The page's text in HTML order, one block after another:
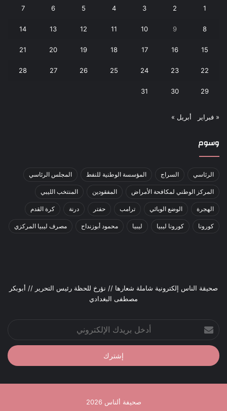
1
2
3
4
5
6
7
8
9
10
11
12
13
14
15
16
17
18
19
20
21
22
23
24
25
26
27
28
29
30
31
« فبراير أبريل »
وسوم
الرئاسي السراج المؤسسة الوطنية للنفط المجلس الرئاسي
المركز الوطني لمكافحة الأمراض المفقودين المنتخب الليبي
الهجرة الوضع الوبائي ترامب حفتر درنة كرة القدم
كورونا كورونا ليبيا ليبيا محمود أبوزنداح مصرف ليبيا المركزي
صحيقة الناس إلكترونية شاملة شعارها // نؤرخ للحظة رئيس التحرير // أبوبكر
مصطفى البغدادي
بريدك
الإلكتروني
صحيفة ألناس 2026